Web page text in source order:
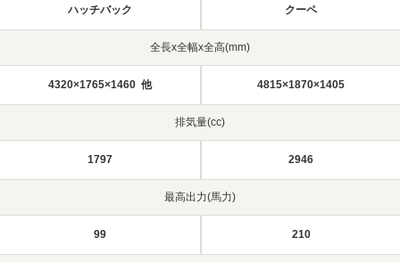
ハッチバック クーペ
全長x全幅x全高(mm)
4320×1765×1460 他 4815×1870×1405
排気量(cc)
1797 2946
最高出力(馬力)
99 210